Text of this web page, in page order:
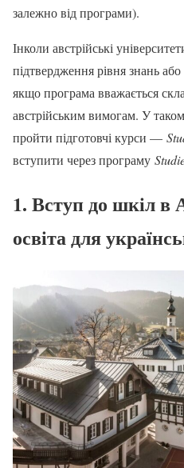
залежно від програми).
Інколи австрійські
підтвердження рівня знань
якщо програма вважається
австрійським вимогам. У
пройти підготовчі курси —
вступити через програму
1. Вступ до шкіл в
освіта для